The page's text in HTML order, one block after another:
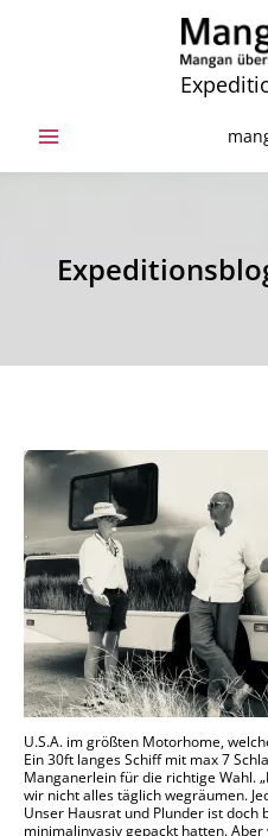
U.S.A. im größten Motorhome,
Ein 30ft langes Schiff mit max 7
Manganerlein für die richtige Wahl.
wir nicht alles täglich wegräumen.
Unser Hausrat und Plunder ist doch
minimalinvasiv gepackt hatten.